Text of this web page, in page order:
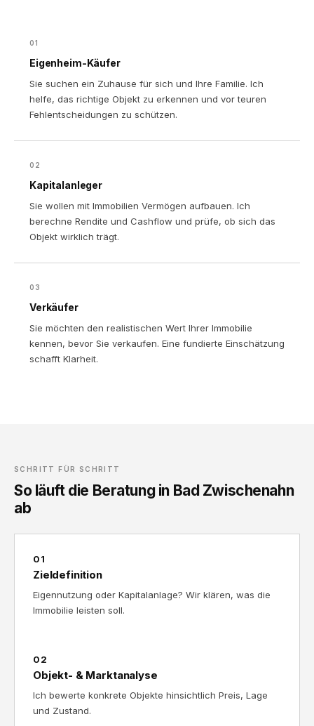
01
Eigenheim-Käufer
Sie suchen ein Zuhause für sich und Ihre Familie. Ich
helfe, das richtige Objekt zu erkennen und vor teuren
Fehlentscheidungen zu schützen.
02
Kapitalanleger
Sie wollen mit Immobilien Vermögen aufbauen. Ich
berechne Rendite und Cashflow und prüfe, ob sich das
Objekt wirklich trägt.
03
Verkäufer
Sie möchten den realistischen Wert Ihrer Immobilie
kennen, bevor Sie verkaufen. Eine fundierte Einschätzung
schafft Klarheit.
SCHRITT FÜR SCHRITT
So läuft die Beratung in Bad Zwischenahn
ab
01
Zieldefinition
Eigennutzung oder Kapitalanlage? Wir klären, was die
Immobilie leisten soll.
02
Objekt- & Marktanalyse
Ich bewerte konkrete Objekte hinsichtlich Preis, Lage
und Zustand.